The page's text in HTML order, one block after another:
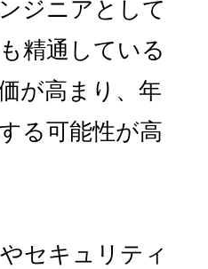
ジニアとして
精通している
が高まり、年
る可能性が高
セキュリティ